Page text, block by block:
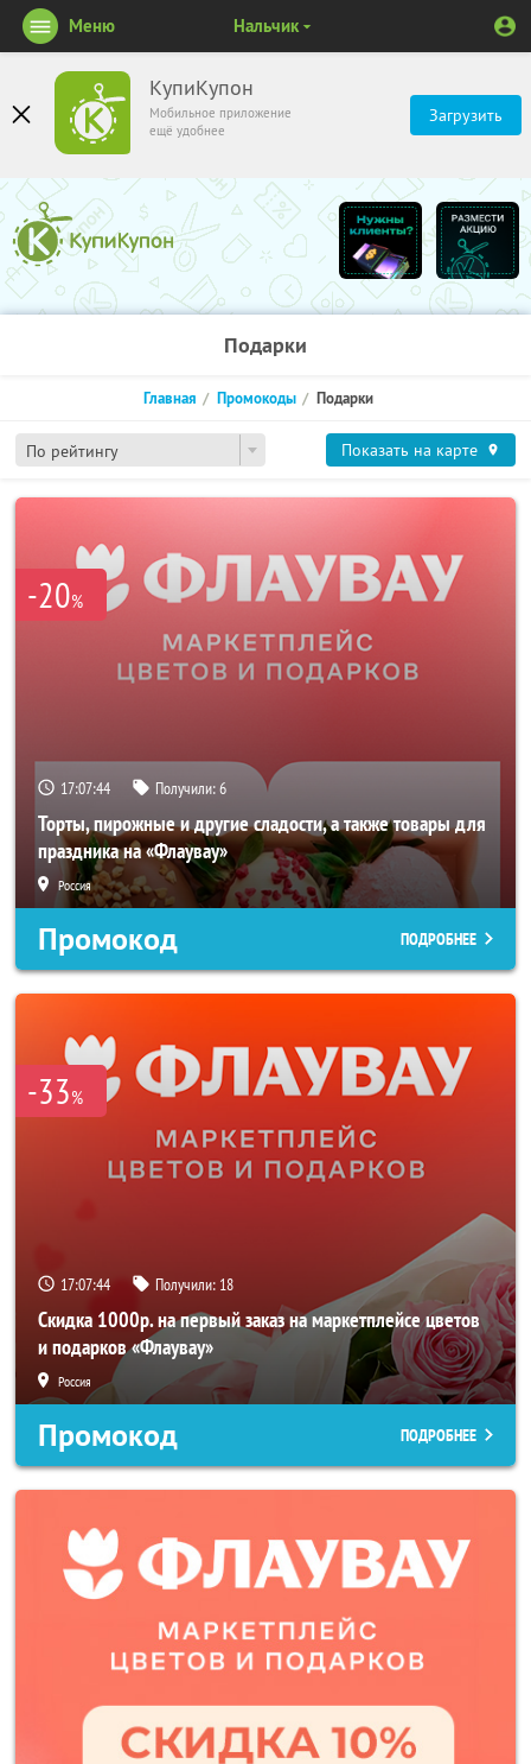
КупиКупон
Мобильное приложение
ещё удобнее
Загрузить
Меню Нальчик
Подарки
По рейтингу
Главная Промокоды Подарки
Показать на карте
-20%
17:07:44 Получили:6
Торты, пирожные и другие сладости, а также товары для
праздника на «Флаувау»
Россия
Промокод ПОДРОБНЕЕ
-33%
17:07:44 Получили: 18
Скидка 1000р. на первый заказ на маркетплейсе цветов
и подарков «Флаувау»
Россия
Промокод ПОДРОБНЕЕ